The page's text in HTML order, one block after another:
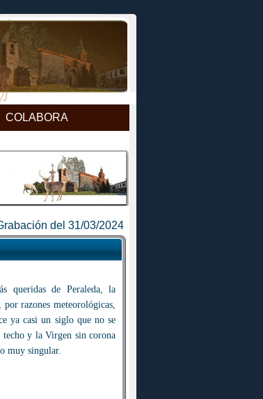
COLABORA
del 31/03/2024
queridas de Peraleda, la
razones meteorológicas,
ya casi un siglo que no se
y la Virgen sin corona
muy singular.